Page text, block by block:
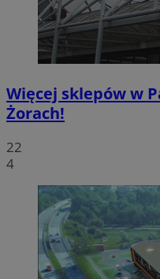
Więcej sklepów w
Żorach!
22
4